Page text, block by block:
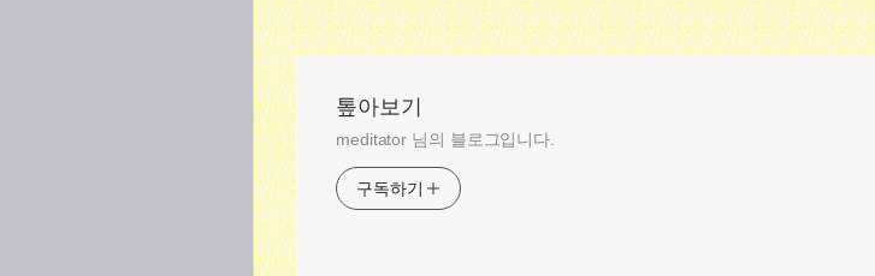
톺아보기
meditator 님의 블로그입니다.
구독하기